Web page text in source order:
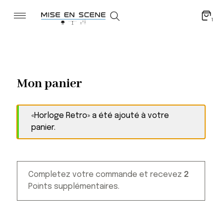
1
Mon panier
«Horloge Retro» a été ajouté à votre
panier.
Completez votre commande et recevez 2
Points supplémentaires.